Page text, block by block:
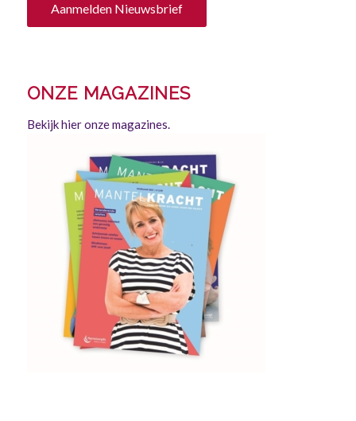
Aanmelden Nieuwsbrief
ONZE MAGAZINES
Bekijk hier onze magazines.